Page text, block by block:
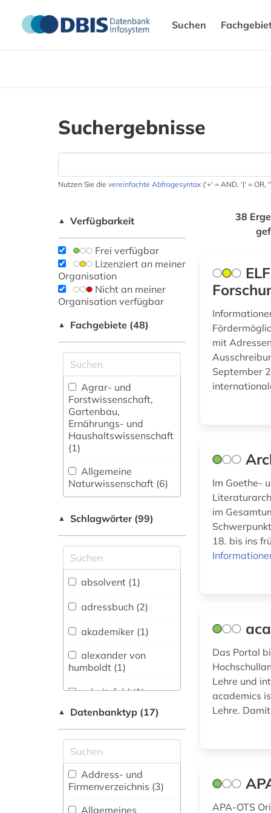
Suchen
Suchergebnisse
Nutzen Sie die vereinfachte Abfragesyntax ('+' = AND, '|' = OR,
▲ Verfügbarkeit
Frei verfügbar
Lizenziert an meiner
Organisation
Nicht an meiner
Organisation verfügbar
▲ Fachgebiete (48)
Agrar- und
Forstwissenschaft,
Gartenbau,
Ernährungs- und
Haushaltswissenschaft
(1)
Allgemeine
Naturwissenschaft (6)
fachübergreifende
Allgemeine und
vergleichende Sprach-
und
Literaturwissenschaft.
Indogermanistik.
Außereuropäische
Sprachen und
Anglistik.
Amerikanistik (0)
Vermessungswesen (0)
Biologie,
Biotechnologie (2)
Buch- und
▲ Schlagwörter (99)
absolvent (1)
adressbuch (2)
akademiker (1)
alexander von
humboldt (1)
arbeitsfeld (1)
arbeitsmarkt (1)
ausschreibung (1)
berichterstattung (1)
beruf (1)
▲ Datenbanktyp (17)
Address- und
Firmenverzeichnis (3)
Allgemeines
38
mit
September
Im Goethe-
im
18. bis ins
Das Portal
Lehre und
academics
Lehre.
APA-OTS